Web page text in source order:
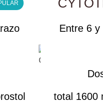
Entre 6 y
total 1600